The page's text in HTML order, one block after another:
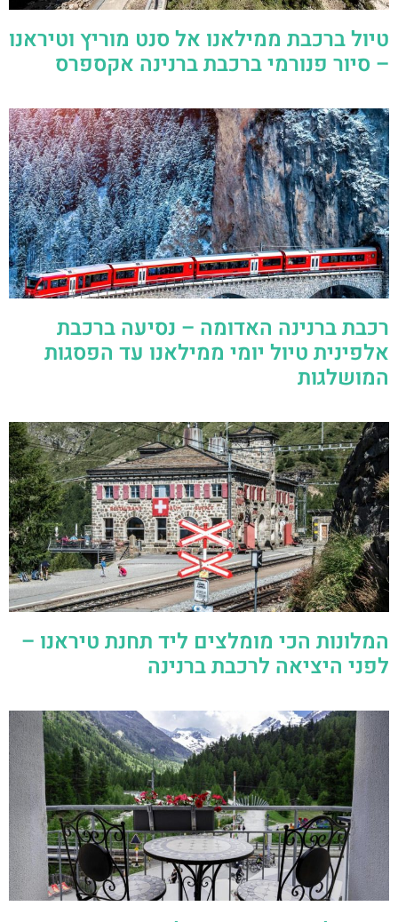
טיול ברכבת ממילאנו אל סנט מוריץ וטיראנו
– סיור פנורמי ברכבת ברנינה אקספרס
רכבת ברנינה האדומה – נסיעה ברכבת
אלפינית טיול יומי ממילאנו עד הפסגות
המושלגות
המלונות הכי מומלצים ליד תחנת טיראנו –
לפני היציאה לרכבת ברנינה